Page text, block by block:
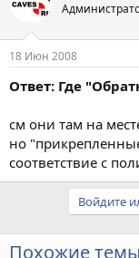
18 Июн 2008
Ответ: Где
см они там на
но
соответствие с
Войдите
Похожие темы